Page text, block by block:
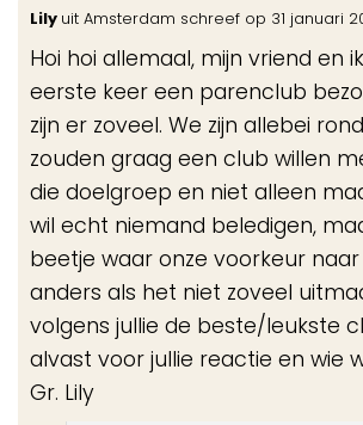
Lily uit Amsterdam schreef op 31 januari
Hoi hoi allemaal, mijn vriend en
eerste keer een parenclub
zijn er zoveel. We zijn allebei
zouden graag een club willen
die doelgroep en niet alleen
wil echt niemand beledigen,
beetje waar onze voorkeur naar
anders als het niet zoveel
volgens jullie de beste/leukste
alvast voor jullie reactie en wie
Gr. Lily